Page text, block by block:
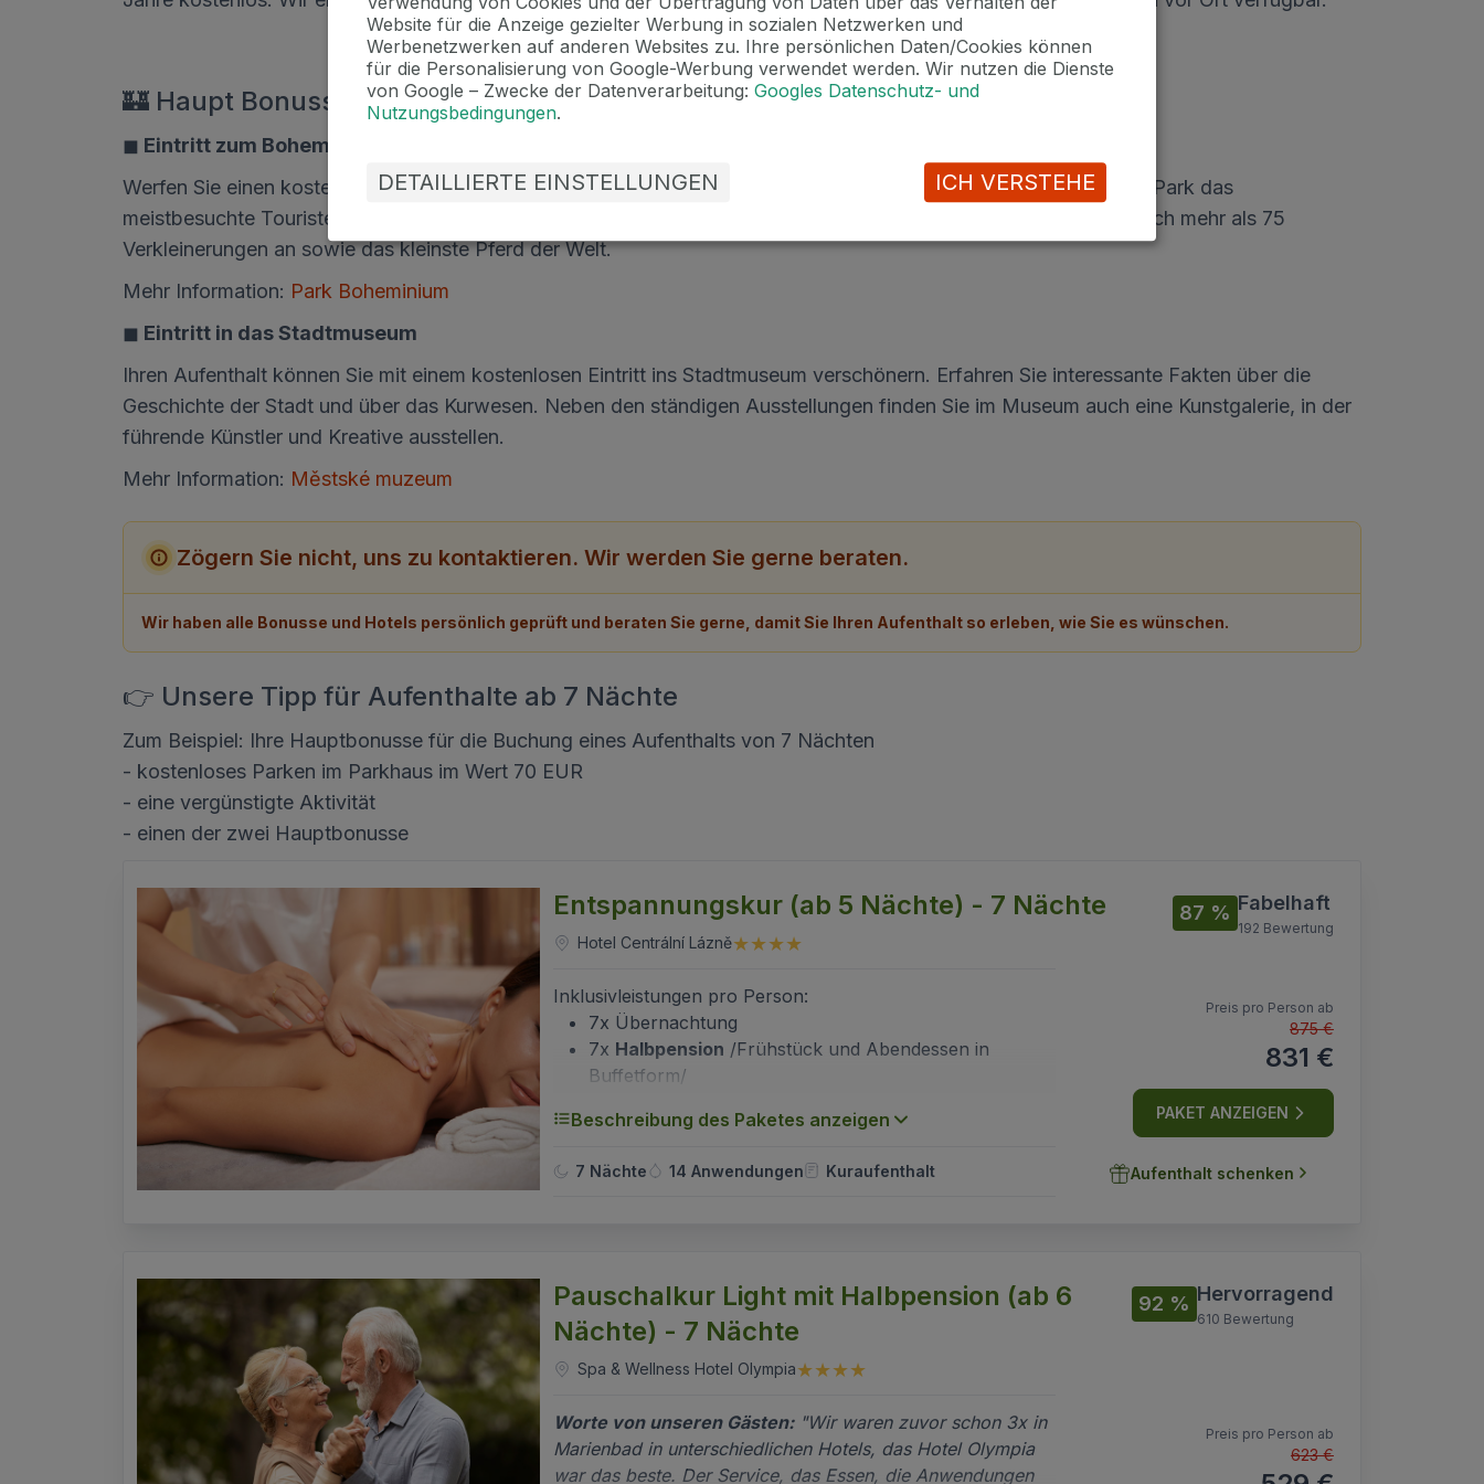
🏰 Haupt Bonusse
◼ Eintritt zum Boheminium Miniature Park
Werfen Sie einen kostenlosen Blick in den Park voller Miniaturen tschechischer Denkmäler. Im Jahr 2020 war der Park das
meistbesuchte Touristenziel in der Region Karlsbad, und das sagt schon etwas aus. Kommen Sie und sehen Sie sich mehr als 75
Verkleinerungen an sowie das kleinste Pferd der Welt.
Mehr Information: Park Boheminium
◼ Eintritt in das Stadtmuseum
Ihren Aufenthalt können Sie mit einem kostenlosen Eintritt ins Stadtmuseum verschönern. Erfahren Sie interessante Fakten über die
Geschichte der Stadt und über das Kurwesen. Neben den ständigen Ausstellungen finden Sie im Museum auch eine Kunstgalerie, in der
führende Künstler und Kreative ausstellen.
Mehr Information: Městské muzeum
Zögern Sie nicht, uns zu kontaktieren. Wir werden Sie gerne beraten.
Wir haben alle Bonusse und Hotels persönlich geprüft und beraten Sie gerne, damit Sie Ihren Aufenthalt so erleben, wie Sie es wünschen.
👉 Unsere Tipp für Aufenthalte ab 7 Nächte
Zum Beispiel: Ihre Hauptbonusse für die Buchung eines Aufenthalts von 7 Nächten
- kostenloses Parken im Parkhaus im Wert 70 EUR
- eine vergünstigte Aktivität
- einen der zwei Hauptbonusse
Entspannungskur (ab 5 Nächte) - 7 Nächte
Hotel Centrální Lázně
87 % Fabelhaft
192 Bewertung
7 Nächte 14 Anwendungen Kuraufenthalt
Inklusivleistungen pro Person:
7x Übernachtung
7x Halbpension /Frühstück und Abendessen in
Buffetform/
2 Kuranwendungen / Nacht laut ärztlicher
medizinische Trinkkur
freier Eintritt in Aqua-Wellness-Landschaft mit
Schwimmbecken im Resort Hvězda
freier Eintritt ins Premier Fitnesscenter im Hotel
Centrální Lázně
Internetecke, WiFi-Internet
Beschreibung des Paketes anzeigen
Preis pro Person ab
875 €
831 €
Aufenthalt schenken
PAKET ANZEIGEN
Pauschalkur Light mit Halbpension (ab 6
Nächte) - 7 Nächte
Spa & Wellness Hotel Olympia
92 % Hervorragend
610 Bewertung
Worte von unseren Gästen:"Wir waren zuvor schon 3x in
Marienbad in unterschiedlichen Hotels, das Hotel Olympia
war das beste. Der Service, das Essen, die Anwendungen
Preis pro Person ab
623 €
Website für die Anzeige gezielter Werbung in sozialen Netzwerken und
Werbenetzwerken auf anderen Websites zu. Ihre persönlichen Daten/Cookies können
für die Personalisierung von Google-Werbung verwendet werden. Wir nutzen die Dienste
von Google – Zwecke der Datenverarbeitung: Googles Datenschutz- und
Nutzungsbedingungen.
DETAILLIERTE EINSTELLUNGEN ICH VERSTEHE